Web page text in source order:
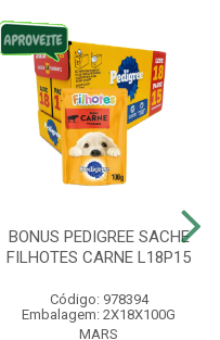
BONUS PEDIGREE SACHE
FILHOTES CARNE L18P15
Código: 978394
Embalagem: 2X18X100G
MARS